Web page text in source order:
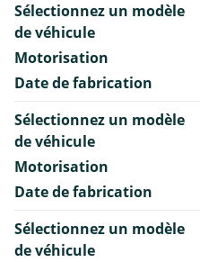
Sélectionnez un modèle
de véhicule
Motorisation
Date de fabrication
Sélectionnez un modèle
de véhicule
Motorisation
Date de fabrication
Sélectionnez un modèle
de véhicule